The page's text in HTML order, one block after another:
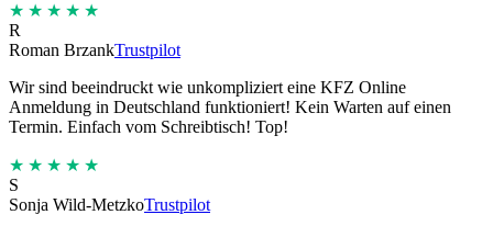
★★★★★
R
Roman BrzankTrustpilot
Wir sind beeindruckt wie unkompliziert eine KFZ Online
Anmeldung in Deutschland funktioniert! Kein Warten auf einen
Termin. Einfach vom Schreibtisch! Top!
★★★★★
S
Sonja Wild-MetzkoTrustpilot